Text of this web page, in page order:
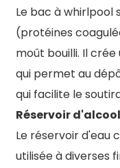
Le bac à
(protéines
moût bouilli. Il
qui permet au
qui facilite le
Réservoir
Le réservoir d'eau
utilisée à diverses